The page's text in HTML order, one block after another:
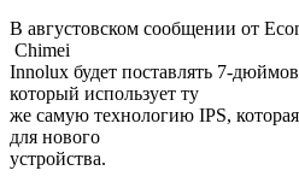
В августовском сообщении от
Chimei
Innolux будет поставлять 7-
который использует ту
же самую технологию IPS, которая
для нового
устройства.